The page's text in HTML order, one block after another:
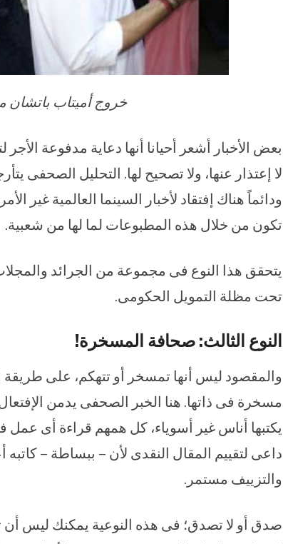
خروج أميتاب باتشان
بعض الأخبار أشعر أحيانا أنها دعاية مدفوعة
لا إعتذار عنها، ولا تصحيح لها. التحليل الصحفى
ودائماً هناك إفتقاد لأخبار السينما العالمية غير
تكون من خلال هذه المطبوعات لما لها من شعبية.
يتحقق هذا النوع فى مجموعة من الجرائد
تحت مظلة التمويل الحكومى.
النوع الثالث: صحافة المسخرة!
والمقصود ليس أنها تمسخر أو تتهكم، على طريقة
مسخرة فى ذاتها. هنا الخبر الصحفى يدمن
يكتبها أناس غير أسوياء، كل همهم قراءة أى عمل
داعى لتقييم المقال النقدى لأن – ببساطة –
والتزييف مستمر.
صدق أو لا تصدق؛ فى هذه النوعية يمكنك ليس أن